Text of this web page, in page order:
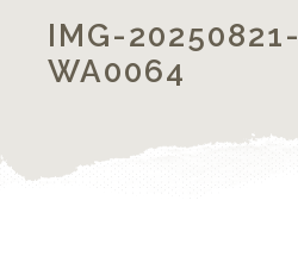
IMG-20250821-
WA0064